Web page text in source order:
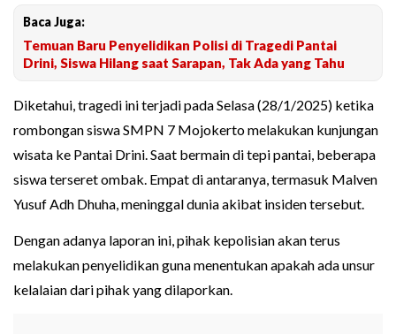
Baca Juga:
Temuan Baru Penyelidikan Polisi di Tragedi Pantai
Drini, Siswa Hilang saat Sarapan, Tak Ada yang Tahu
Diketahui, tragedi ini terjadi pada Selasa (28/1/2025) ketika
rombongan siswa SMPN 7 Mojokerto melakukan kunjungan
wisata ke Pantai Drini. Saat bermain di tepi pantai, beberapa
siswa terseret ombak. Empat di antaranya, termasuk Malven
Yusuf Adh Dhuha, meninggal dunia akibat insiden tersebut.
Dengan adanya laporan ini, pihak kepolisian akan terus
melakukan penyelidikan guna menentukan apakah ada unsur
kelalaian dari pihak yang dilaporkan.